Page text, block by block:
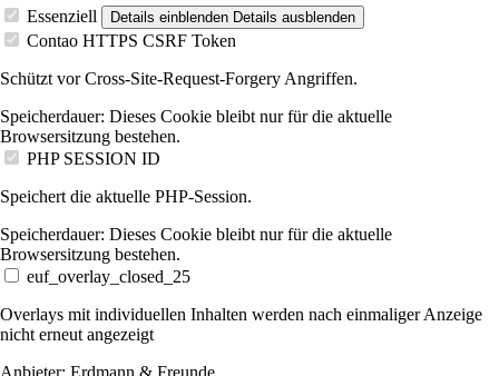
Essenziell Details einblenden Details ausblenden
Contao HTTPS CSRF Token
Schützt vor Cross-Site-Request-Forgery Angriffen.
Speicherdauer: Dieses Cookie bleibt nur für die aktuelle
Browsersitzung bestehen.
PHP SESSION ID
Speichert die aktuelle PHP-Session.
Speicherdauer: Dieses Cookie bleibt nur für die aktuelle
Browsersitzung bestehen.
euf_overlay_closed_25
Overlays mit individuellen Inhalten werden nach einmaliger Anzeige
nicht erneut angezeigt
Anbieter: Erdmann & Freunde